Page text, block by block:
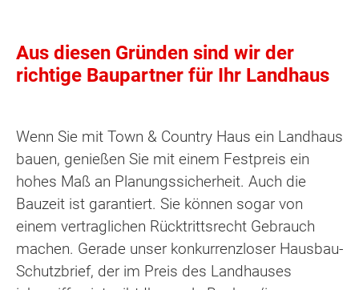
Aus diesen Gründen sind wir der
richtige Baupartner für Ihr Landhaus
Wenn Sie mit Town & Country Haus ein Landhaus
bauen, genießen Sie mit einem Festpreis ein
hohes Maß an Planungssicherheit. Auch die
Bauzeit ist garantiert. Sie können sogar von
einem vertraglichen Rücktrittsrecht Gebrauch
machen. Gerade unser konkurrenzloser Hausbau-
Schutzbrief, der im Preis des Landhauses